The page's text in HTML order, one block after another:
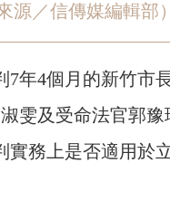
源／信傳媒編輯部）
年4個月的新竹市
雯及受命法官郭
務上是否適用於